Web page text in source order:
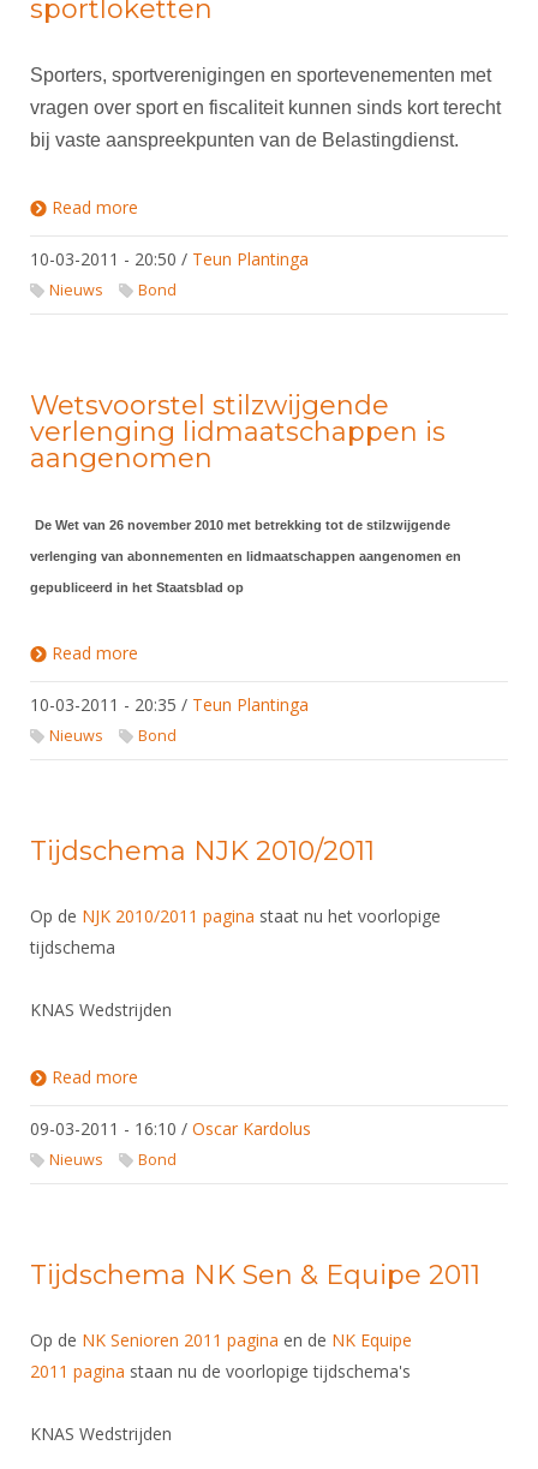
sportloketten
Sporters, sportverenigingen en sportevenementen met
vragen over sport en fiscaliteit kunnen sinds kort terecht
bij vaste aanspreekpunten van de Belastingdienst.
Read more
10-03-2011 - 20:50 / Teun Plantinga
Nieuws Bond
Wetsvoorstel stilzwijgende
verlenging lidmaatschappen is
aangenomen
De Wet van 26 november 2010 met betrekking tot de stilzwijgende
verlenging van abonnementen en lidmaatschappen aangenomen en
gepubliceerd in het Staatsblad op
Read more
10-03-2011 - 20:35 / Teun Plantinga
Nieuws Bond
Tijdschema NJK 2010/2011
Op de NJK 2010/2011 pagina staat nu het voorlopige
tijdschema
KNAS Wedstrijden
Read more
09-03-2011 - 16:10 / Oscar Kardolus
Nieuws Bond
Tijdschema NK Sen & Equipe 2011
Op de NK Senioren 2011 pagina en de NK Equipe
2011 pagina staan nu de voorlopige tijdschema's
KNAS Wedstrijden